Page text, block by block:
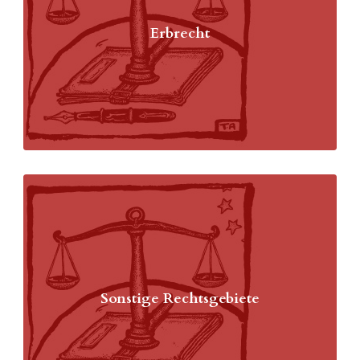
Erbrecht
Sonstige Rechtsgebiete